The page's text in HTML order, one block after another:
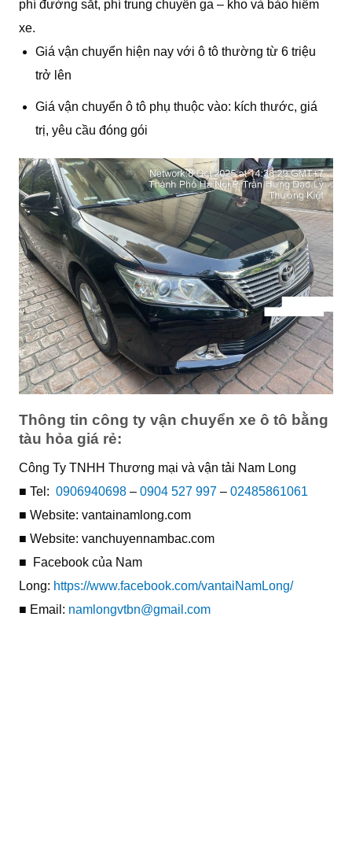
phí đường sắt, phí trung chuyển ga – kho và bảo hiểm
xe.
Giá vận chuyển hiện nay với ô tô thường từ 6 triệu
trở lên
Giá vận chuyển ô tô phụ thuộc vào: kích thước, giá
trị, yêu cầu đóng gói
Thông tin công ty vận chuyển xe ô tô bằng
tàu hỏa giá rẻ:
Công Ty TNHH Thương mại và vận tải Nam Long
■ Tel: 0906940698 – 0904 527 997 – 02485861061
■ Website: vantainamlong.com
■ Website: vanchuyennambac.com
■ Facebook của Nam
Long: https://www.facebook.com/vantaiNamLong/
■ Email: namlongvtbn@gmail.com